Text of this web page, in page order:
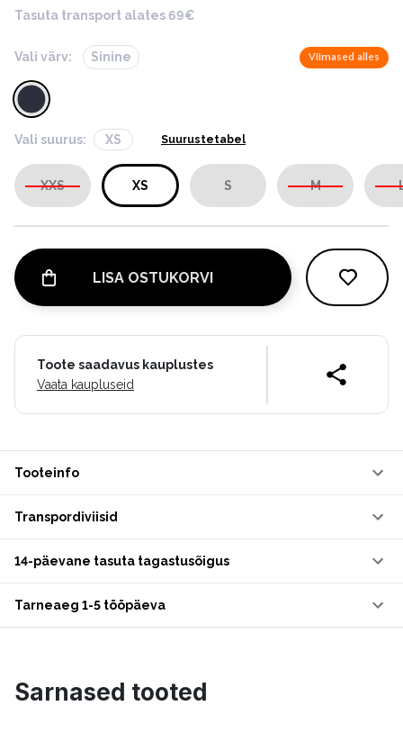
Tasuta transport alates 69€
Vali värv: Sinine Viimased alles
Vali suurus: XS Suurustetabel
XXS XS S M
LISA OSTUKORVI
Toote saadavus kauplustes
Vaata kaupluseid
Tooteinfo
Transpordiviisid
14-päevane tasuta tagastusõigus
Tarneaeg 1-5 tööpäeva
Sarnased tooted